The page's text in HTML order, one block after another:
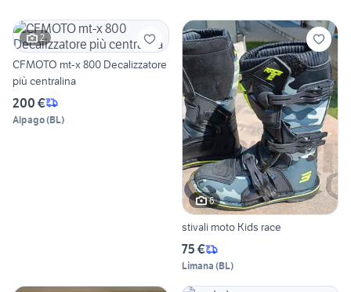
2
CFMOTO mt-x 800 Decalizzatore
più centralina
200 €
Alpago(BL)
6
stivali moto Kids race
75 €
Limana (BL)